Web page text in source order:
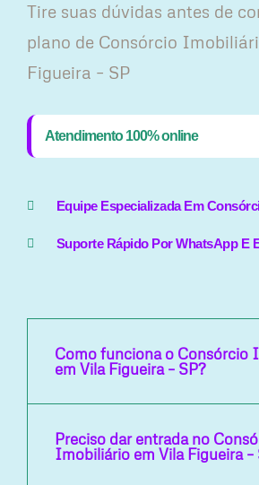
Tire suas dúvidas antes de
plano ​de Consórcio
Figueira – SP
Atendimento 100% online
Equipe Especializada Em
Suporte Rápido Por WhatsApp E
Como funciona o Consórcio
em Vila Figueira – SP?
Preciso dar entrada no
Imobiliário em Vila Figueira –